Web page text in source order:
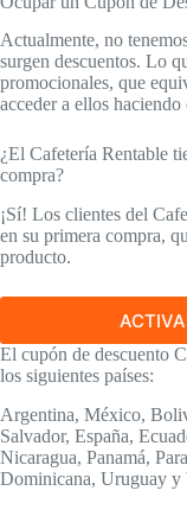
Actualmente, no
surgen descuentos. Lo
promocionales, que
acceder a ellos
¿El Cafetería Rentable
compra?
¡Sí! Los clientes del
en su primera compra,
producto.
El cupón de descuento
los siguientes países:
Argentina, México,
Salvador, España,
Nicaragua, Panamá,
Dominicana, Uruguay y